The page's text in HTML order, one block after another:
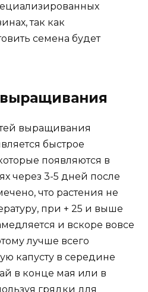
так как
семена будет
выращивания
быстрое
появляются в
через 3-5 дней после
что растения не
при + 25 и выше
и вскоре вовсе
лучше всего
капусту в середине
в конце мая или в
грядки для